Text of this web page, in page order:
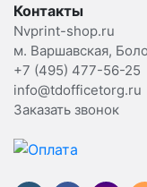
Контакты
Nvprint-shop.ru
м. Варшавская,
+7 (495) 477-56-25
info@tdofficetorg.ru
Заказать звонок